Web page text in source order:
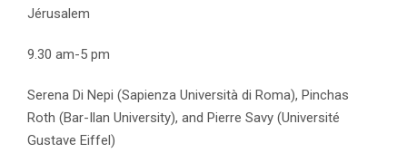
Jérusalem
9.30 am-5 pm
Serena Di Nepi (Sapienza Università di Roma), Pinchas
Roth (Bar-Ilan University), and Pierre Savy (Université
Gustave Eiffel)